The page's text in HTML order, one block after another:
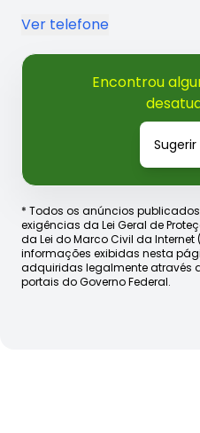
Ver telefone
Encontrou
* Todos os anúncios
exigências da Lei Geral de
da Lei do Marco Civil da Internet
informações exibidas nesta
adquiridas legalmente através
portais do Governo Federal.